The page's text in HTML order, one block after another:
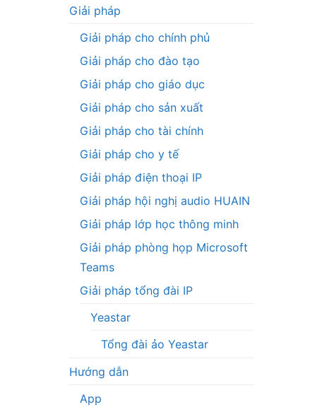
Giải pháp
Giải pháp cho chính phủ
Giải pháp cho đào tạo
Giải pháp cho giáo dục
Giải pháp cho sản xuất
Giải pháp cho tài chính
Giải pháp cho y tế
Giải pháp điện thoại IP
Giải pháp hội nghị audio HUAIN
Giải pháp lớp học thông minh
Giải pháp phòng họp Microsoft
Teams
Giải pháp tổng đài IP
Yeastar
Tổng đài ảo Yeastar
Hướng dẫn
App